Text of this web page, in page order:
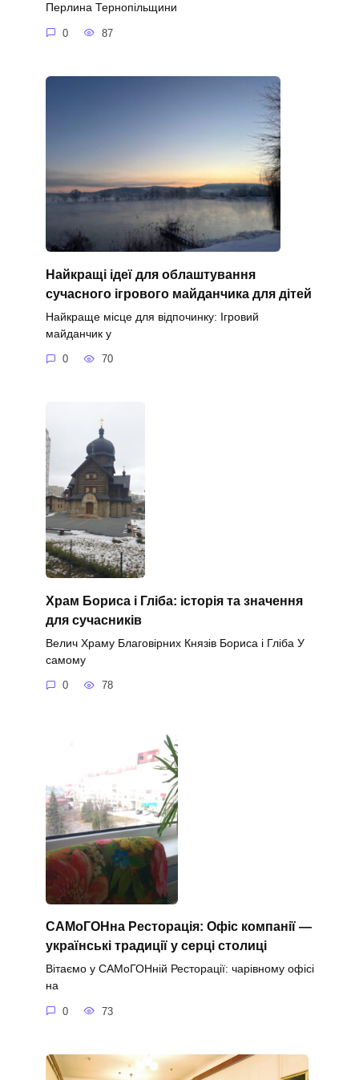
Перлина Тернопільщини
0 87
Найкращі ідеї для облаштування
сучасного ігрового майданчика для дітей
Найкраще місце для відпочинку: Ігровий
майданчик у
0 70
Храм Бориса і Гліба: історія та значення
для сучасників
Велич Храму Благовірних Князів Бориса і Гліба У
самому
0 78
САМоГОНна Ресторація: Офіс компанії —
українські традиції у серці столиці
Вітаємо у САМоГОНній Ресторації: чарівному офісі
на
0 73